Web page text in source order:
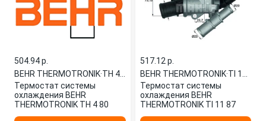
504.94 p.
BEHR THERMOTRONIK·
Термостат системы
охлаждения BEHR
THERMOTRONIK TH 4 80
517.12 p.
BEHR THERMOTRONIK·
Термостат системы
охлаждения BEHR
THERMOTRONIK TI 11 87